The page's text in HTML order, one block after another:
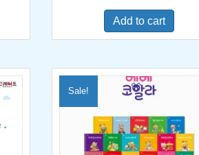
was:
$490.00.
is:
Add to cart
Sale!